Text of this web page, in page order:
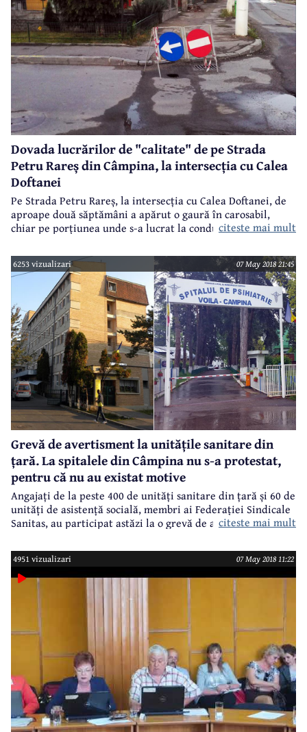
Dovada lucrărilor de "calitate" de pe Strada
Petru Rareș din Câmpina, la intersecția cu Calea
Doftanei
Pe Strada Petru Rareș, la intersecția cu Calea Doftanei, de
aproape două săptămâni a apărut o gaură în carosabil,
chiar pe porțiunea unde s-a lucrat la conducta de apă.
întâmpla dacă nu se intervine. Pentru că, se vede clar, sub
asfalt este... gol.
citeste mai mult
6253 vizualizari 07 May 2018 21:45
Grevă de avertisment la unitățile sanitare din
țară. La spitalele din Câmpina nu s-a protestat,
pentru că nu au existat motive
Angajați de la peste 400 de unități sanitare din țară și 60 de
unități de asistență socială, membri ai Federației Sindicale
Sanitas, au participat astăzi la o grevă de avertisment de
sistem de aplicarea Legii 153/2017 privind salarizarea
unitară. Mai exact, odată cu plafonarea la 30% a sporurilor,
veniturile lunare ale multor angajați din spitale și de la
instituțiile de asistență socială s-au diminuat cu sume
cuprinse între 500 și 1.100 lei, după cum a anunțat Sanitas.
La Câmpina, astăzi nu a fost grevă. Conducerile celor două
spitale au găsit soluții pentru ca veniturile angajaților să
nu fie afectate de reducerea unor sporuri.
citeste mai mult
4951 vizualizari 07 May 2018 11:22